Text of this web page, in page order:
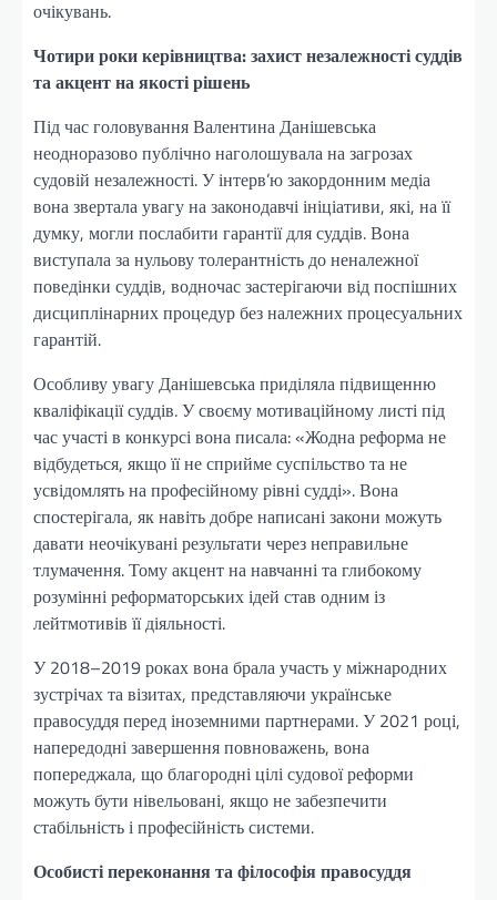
очікувань.
Чотири роки керівництва: захист незалежності суддів
та акцент на якості рішень
Під час головування Валентина Данішевська
неодноразово публічно наголошувала на загрозах
судовій незалежності. У інтерв’ю закордонним медіа
вона звертала увагу на законодавчі ініціативи, які, на її
думку, могли послабити гарантії для суддів. Вона
виступала за нульову толерантність до неналежної
поведінки суддів, водночас застерігаючи від поспішних
дисциплінарних процедур без належних процесуальних
гарантій.
Особливу увагу Данішевська приділяла підвищенню
кваліфікації суддів. У своєму мотиваційному листі під
час участі в конкурсі вона писала: «Жодна реформа не
відбудеться, якщо її не сприйме суспільство та не
усвідомлять на професійному рівні судді». Вона
спостерігала, як навіть добре написані закони можуть
давати неочікувані результати через неправильне
тлумачення. Тому акцент на навчанні та глибокому
розумінні реформаторських ідей став одним із
лейтмотивів її діяльності.
У 2018–2019 роках вона брала участь у міжнародних
зустрічах та візитах, представляючи українське
правосуддя перед іноземними партнерами. У 2021 році,
напередодні завершення повноважень, вона
попереджала, що благородні цілі судової реформи
можуть бути нівельовані, якщо не забезпечити
стабільність і професійність системи.
Особисті переконання та філософія правосуддя